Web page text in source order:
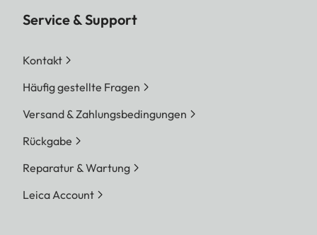
Service & Support
Kontakt
Häufig gestellte Fragen
Versand & Zahlungsbedingungen
Rückgabe
Reparatur & Wartung
Leica Account